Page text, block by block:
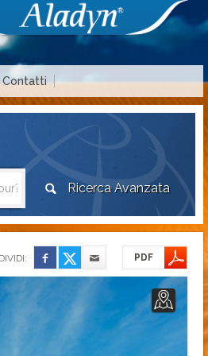
Contatti
Area agenzie di viaggio
PDF